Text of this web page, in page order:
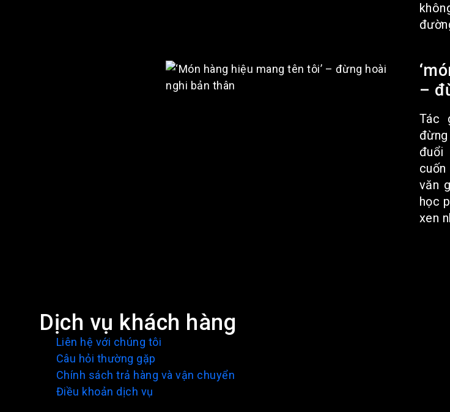
–
Tác
văn
học
xen
Dịch vụ khách hàng
Liên hệ với chúng tôi
Câu hỏi thường gặp
Chính sách trả hàng và vận chuyển
Điều khoản dịch vụ